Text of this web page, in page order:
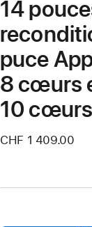
14
puce
8 cœurs
10
CHF 1 409.00